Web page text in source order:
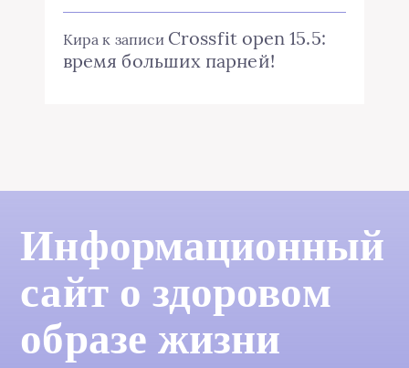
Кира к записи Crossfit open 15.5:
время больших парней!
Информационный
сайт о здоровом
образе жизни